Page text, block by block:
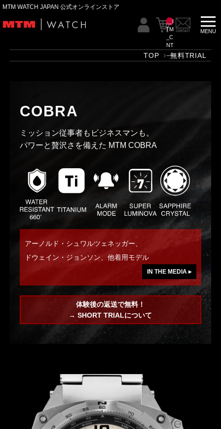
MTM WATCH JAPAN 公式オンラインストア
__I
TM
_C
NT
__
TOP 無料TRIAL
COBRA
ミッション従事者もビジネスマンも。
パワーと贅沢さを備えた MTM COBRA
アーノルド・シュワルツェネッガー、
ドウェイン・ジョンソン、他着用モデル
IN THE MEDIA ▸
体験後の返送で無料！
→ SHORT TRIALについて